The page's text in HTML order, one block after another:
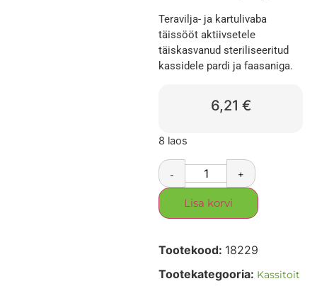
Teravilja- ja kartulivaba
täissööt aktiivsetele
täiskasvanud steriliseeritud
kassidele pardi ja faasaniga.
6,21 €
8 laos
- +
Lisa korvi
Tootekood: 18229
Tootekategooria: Kassitoit